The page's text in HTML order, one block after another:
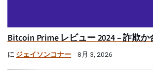
Bitcoin Prime レビュー 2024 – 詐欺か
に ジェイソンコナー 8月 3, 2026